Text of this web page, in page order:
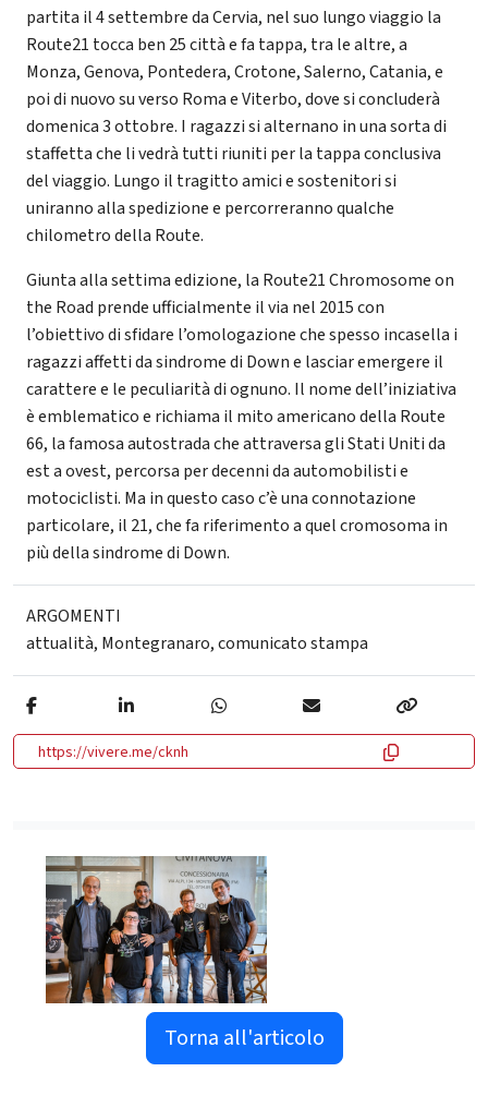
partita il 4 settembre da Cervia, nel suo lungo viaggio la
Route21 tocca ben 25 città e fa tappa, tra le altre, a
Monza, Genova, Pontedera, Crotone, Salerno, Catania, e
poi di nuovo su verso Roma e Viterbo, dove si concluderà
domenica 3 ottobre. I ragazzi si alternano in una sorta di
staffetta che li vedrà tutti riuniti per la tappa conclusiva
del viaggio. Lungo il tragitto amici e sostenitori si
uniranno alla spedizione e percorreranno qualche
chilometro della Route.
Giunta alla settima edizione, la Route21 Chromosome on
the Road prende ufficialmente il via nel 2015 con
l’obiettivo di sfidare l’omologazione che spesso incasella i
ragazzi affetti da sindrome di Down e lasciar emergere il
carattere e le peculiarità di ognuno. Il nome dell’iniziativa
è emblematico e richiama il mito americano della Route
66, la famosa autostrada che attraversa gli Stati Uniti da
est a ovest, percorsa per decenni da automobilisti e
motociclisti. Ma in questo caso c’è una connotazione
particolare, il 21, che fa riferimento a quel cromosoma in
più della sindrome di Down.
ARGOMENTI
attualità, Montegranaro,comunicato stampa
https://vivere.me/cknh
Torna all'articolo